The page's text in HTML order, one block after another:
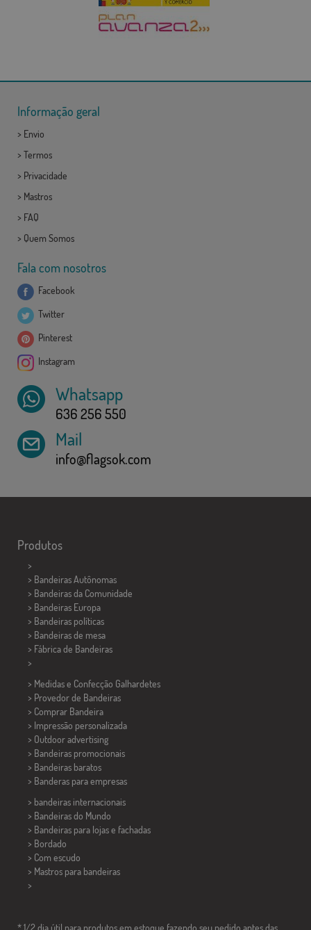
Informação geral
> Envio
> Termos
> Privacidade
> Mastros
> FAQ
> Quem Somos
Fala com nosotros
Facebook
Twitter
Pinterest
Instagram
Whatsapp
636 256 550
Mail
info@flagsok.com
Produtos
>
> Bandeiras Autônomas
> Bandeiras da Comunidade
> Bandeiras Europa
> Bandeiras políticas
> Bandeiras de mesa
> Fábrica de Bandeiras
>
> Medidas e Confecção Galhardetes
> Provedor de Bandeiras
> Comprar Bandeira
> Impressão personalizada
> Outdoor advertising
> Bandeiras promocionais
> Bandeiras baratos
> Banderas para empresas
> bandeiras internacionais
> Bandeiras do Mundo
> Bandeiras para lojas e fachadas
> Bordado
> Com escudo
> Mastros para bandeiras
>